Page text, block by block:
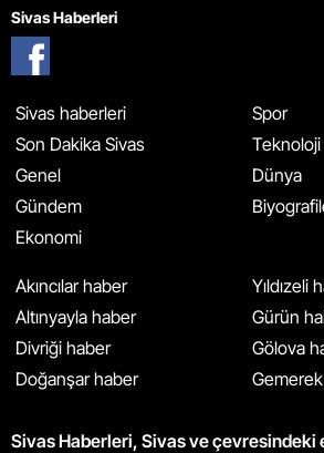
Sivas Haberleri
Sivas haberleri
Son Dakika Sivas
Genel
Gündem
Ekonomi
Spor
Teknoloji
Dünya
Akıncılar haber
Altınyayla haber
Divriği haber
Doğanşar haber
Yıldızeli
Gürün
Gölova
Sivas Haberleri, Sivas ve çevresindeki